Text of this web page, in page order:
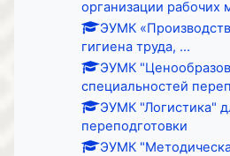
организации рабочих
ЭУМК
гигиена труда, ...
ЭУМК
специальностей
ЭУМК "Логистика"
переподготовки
ЭУМК